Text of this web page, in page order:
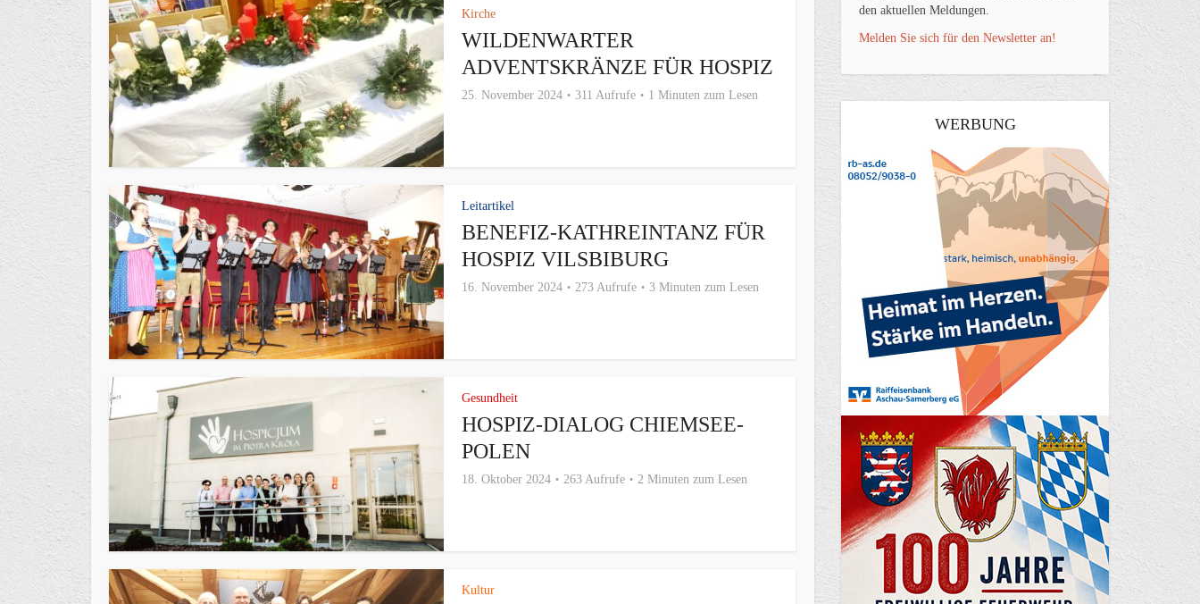
Kirche
WILDENWARTER
ADVENTSKRÄNZE FÜR HOSPIZ
25. November 2024 311 Aufrufe 1 Minuten zum Lesen
Leitartikel
BENEFIZ-KATHREINTANZ FÜR
HOSPIZ VILSBIBURG
16. November 2024 273 Aufrufe 3 Minuten zum Lesen
Gesundheit
HOSPIZ-DIALOG CHIEMSEE-
POLEN
18. Oktober 2024 263 Aufrufe 2 Minuten zum Lesen
Kultur
den aktuellen Meldungen.
Melden Sie sich für den Newsletter an!
WERBUNG